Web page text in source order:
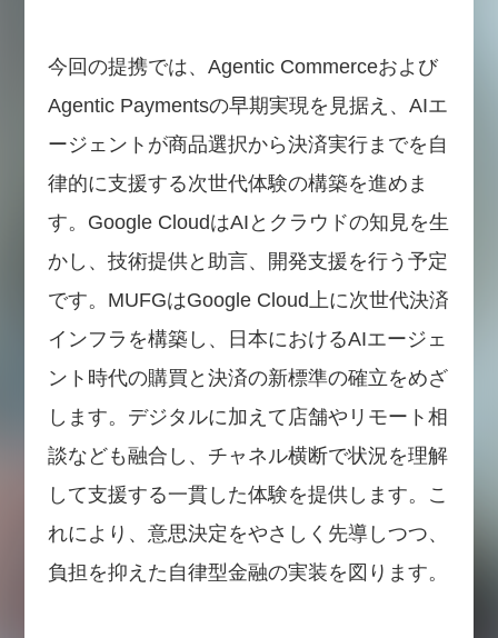
今回の提携では、Agentic Commerceおよび
Agentic Paymentsの早期実現を見据え、AIエ
ージェントが商品選択から決済実行までを自
律的に支援する次世代体験の構築を進めま
す。Google CloudはAIとクラウドの知見を生
かし、技術提供と助言、開発支援を行う予定
です。MUFGはGoogle Cloud上に次世代決済
インフラを構築し、日本におけるAIエージェ
ント時代の購買と決済の新標準の確立をめざ
します。デジタルに加えて店舗やリモート相
談なども融合し、チャネル横断で状況を理解
して支援する一貫した体験を提供します。こ
れにより、意思決定をやさしく先導しつつ、
負担を抑えた自律型金融の実装を図ります。